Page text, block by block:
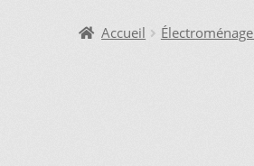
DEMANDE DE PARUTION
Accueil